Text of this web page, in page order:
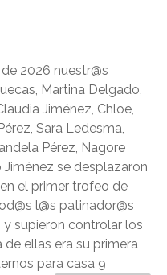
2026 nuestr@s
Martina Delgado,
Jiménez, Chloe,
Sara Ledesma,
Pérez, Nagore
se desplazaron
el primer trofeo de
l@s patinador@s
supieron controlar los
de ellas era su primera
para casa 9